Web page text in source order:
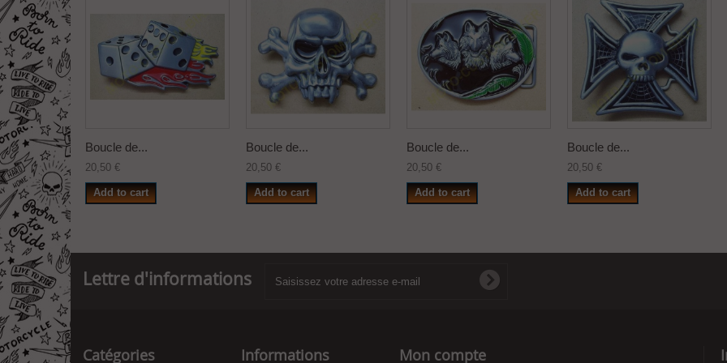
Boucle de...
20,50 €
Add to cart
Boucle de...
20,50 €
Add to cart
Boucle de...
20,50 €
Add to cart
Boucle de...
20,50 €
Add to cart
Lettre d'informations
Catégories Informations Mon compte